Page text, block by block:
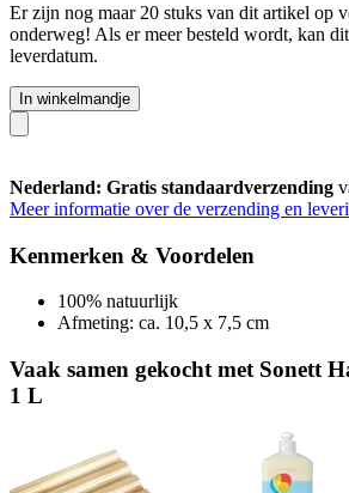
Er zijn nog maar 20 stuks van dit artikel op
onderweg! Als er meer besteld wordt, kan
leverdatum.
In winkelmandje
Nederland: Gratis standaardverzending
Meer informatie over de verzending en
Kenmerken & Voordelen
100% natuurlijk
Afmeting: ca. 10,5 x 7,5 cm
Vaak samen gekocht met Sonett
1 L